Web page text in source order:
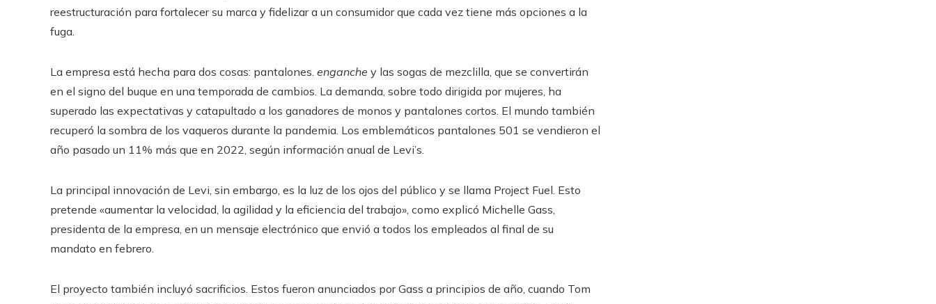
reestructuración para fortalecer su marca y fidelizar a un consumidor que cada vez tiene más opciones a la
fuga.
La empresa está hecha para dos cosas: pantalones. enganche y las sogas de mezclilla, que se convertirán
en el signo del buque en una temporada de cambios. La demanda, sobre todo dirigida por mujeres, ha
superado las expectativas y catapultado a los ganadores de monos y pantalones cortos. El mundo también
recuperó la sombra de los vaqueros durante la pandemia. Los emblemáticos pantalones 501 se vendieron el
año pasado un 11% más que en 2022, según información anual de Levi’s.
La principal innovación de Levi, sin embargo, es la luz de los ojos del público y se llama Project Fuel. Esto
pretende «aumentar la velocidad, la agilidad y la eficiencia del trabajo», como explicó Michelle Gass,
presidenta de la empresa, en un mensaje electrónico que envió a todos los empleados al final de su
mandato en febrero.
El proyecto también incluyó sacrificios. Estos fueron anunciados por Gass a principios de año, cuando Tom